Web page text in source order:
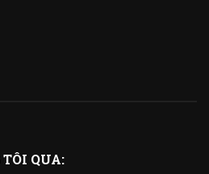
QUA: